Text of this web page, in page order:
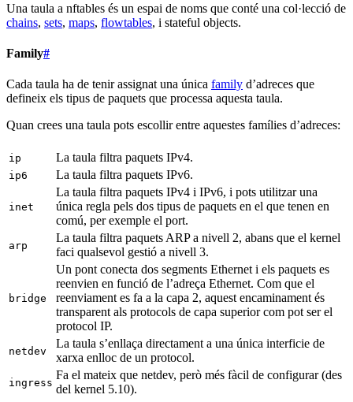
Una taula a nftables és un espai de noms que conté una col·lecció de
chains, sets, maps, flowtables, i stateful objects.
Family#
Cada taula ha de tenir assignat una única family d’adreces que
defineix els tipus de paquets que processa aquesta taula.
Quan crees una taula pots escollir entre aquestes famílies d’adreces:
ip La taula filtra paquets IPv4.
ip6 La taula filtra paquets IPv6.
inet
La taula filtra paquets IPv4 i IPv6, i pots utilitzar una
única regla pels dos tipus de paquets en el que tenen en
comú, per exemple el port.
arp
La taula filtra paquets ARP a nivell 2, abans que el kernel
faci qualsevol gestió a nivell 3.
bridge
Un pont conecta dos segments Ethernet i els paquets es
reenvien en funció de l’adreça Ethernet. Com que el
reenviament es fa a la capa 2, aquest encaminament és
transparent als protocols de capa superior com pot ser el
protocol IP.
netdev
La taula s’enllaça directament a una única interficie de
xarxa enlloc de un protocol.
ingress
Fa el mateix que netdev, però més fàcil de configurar (des
del kernel 5.10).